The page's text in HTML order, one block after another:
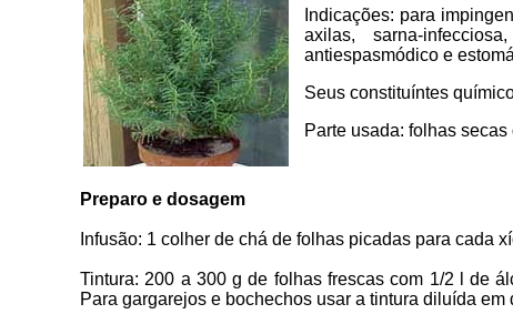
Indicações: para
axilas, sarna-
antiespasmódico e
Seus constituíntes
Parte usada: folhas secas
Preparo e dosagem
Infusão: 1 colher de chá de folhas picadas para cada
Tintura: 200 a 300 g de folhas frescas com 1/2 l de
Para gargarejos e bochechos usar a tintura diluída em